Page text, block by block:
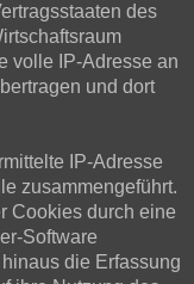
des
volle IP-Adresse an
und dort
IP-Adresse
zusammengeführt.
Cookies durch eine
Software
die Erfassung